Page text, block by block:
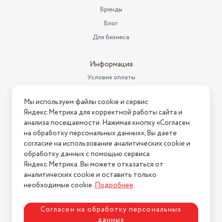
Бренды
Блог
Для бизнеса
Информация
Условия оплаты
Условия возврата
Нашли ошибку на сайте? Напишите нам
2026 © Интернет-магазин "АстМаркет". У нас есть всё!
Политика конфиденциальности
Мы используем файлы cookie и сервис
Яндекс.Метрика для корректной работы сайта и
анализа посещаемости. Нажимая кнопку «Согласен
на обработку персональных данных», Вы даете
согласие на использование аналитических cookie и
обработку данных с помощью сервиса
Яндекс.Метрика. Вы можете отказаться от
аналитических cookie и оставить только
необходимые cookie.Подробнее.
Согласен на обработку персональных
данных